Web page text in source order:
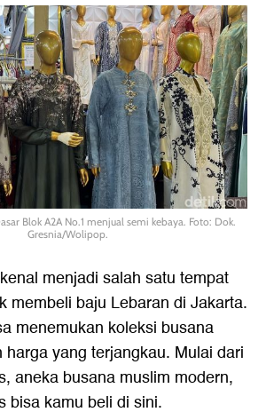
Blok A2A No.1 menjual semi kebaya. Foto: Dok.
Gresnia/Wolipop.
menjadi salah satu tempat
membeli baju Lebaran di Jakarta.
menemukan koleksi busana
harga yang terjangkau. Mulai dari
aneka busana muslim modern,
bisa kamu beli di sini.